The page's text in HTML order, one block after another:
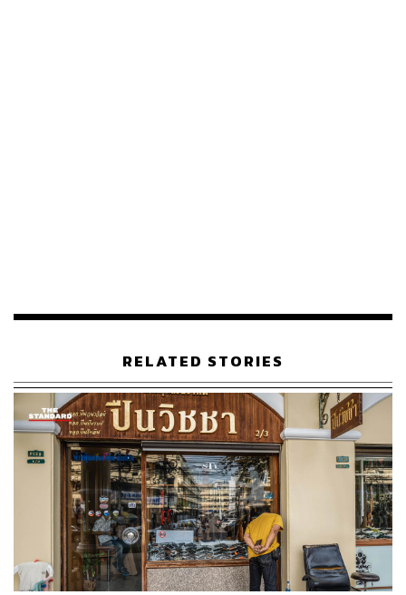
ขณะเดียวกัน เงินเปโซฟิลิปปินส์ได้ร่วงแตะระดับต่ำสุดเป็น
โซต่อดอลลาร์ในเดือนตุลาคม ก่อนที่จะทรงตัวเล็กน้อยอยู่ที่
ระดับ 57-58 เปโซต่อดอลลาร์ในเดือนนี้
อ้างอิง:
https://asia.nikkei.com/Economy/Indonesia-Philippin
es-hike-key-rates-in-bid-to-tame-inflation
สามารถติดตาม THE STANDARD WEALTH
ผ่านแอปพลิเคชันต่างๆ ที่คุณสะดวกหรือใช้งานอยู่แล้วได้เลย
RELATED STORIES